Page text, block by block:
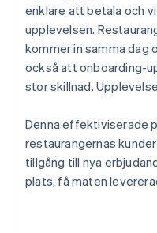
enklare att betala och
upplevelsen.
kommer in samma dag
också att onboarding-
stor skillnad.
Denna effektiviserade
restaurangernas
tillgång till nya
plats, få maten